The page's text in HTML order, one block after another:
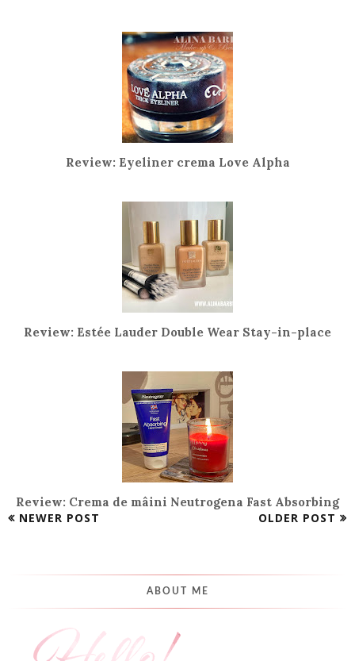
Review: Eyeliner crema Love Alpha
Review: Estée Lauder Double Wear Stay-in-place
Review: Crema de mâini Neutrogena Fast Absorbing
NEWER POST
OLDER POST
ABOUT ME